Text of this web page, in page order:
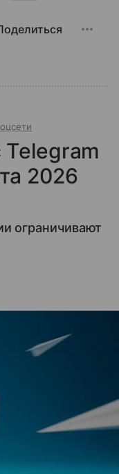
Telegram
2026
ограничивают